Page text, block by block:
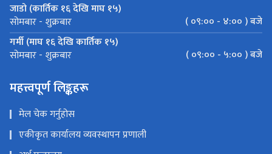
जाडो (कार्तिक १६ देखि माघ १५)
सोमबार - शुक्रबार
( ०९:०० - ४:०० ) बजे
गर्मी (माघ १६ देखि कार्तिक १५)
सोमबार - शुक्रबार ( ०९:०० - ५:०० ) बजे
महत्त्वपूर्ण लिङ्कहरू
मेल चेक गर्नुहोस
एकीकृत कार्यालय व्यवस्थापन प्रणाली